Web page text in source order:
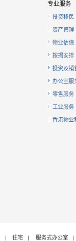
专业服务
投资移民
资产管理
物业估值
按揭安排
投资及销
办公室服
零售服务
工业服务
香港物业
| 住宅 | 服务式办公室 |